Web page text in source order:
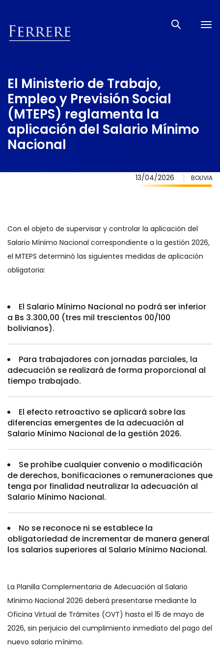
El Ministerio de Trabajo,
Empleo y Previsión Social
(MTEPS) reglamenta la
aplicación del Salario Mínimo
Nacional
13/04/2026 BOLIVIA
Con el objeto de supervisar y controlar la aplicación del
Salario Mínimo Nacional correspondiente a la gestión 2026,
el MTEPS determinó las siguientes medidas de aplicación
obligatoria:
El Salario Mínimo Nacional no podrá ser inferior
a Bs 3.300,00 (tres mil trescientos 00/100
bolivianos).
Para trabajadores con jornadas parciales, la
adecuación se realizará de forma proporcional al
tiempo trabajado.
El efecto retroactivo se aplicará sobre las
diferencias emergentes de la adecuación al
Salario Mínimo Nacional de la gestión 2026.
Se prohíbe cualquier convenio o modificación
de derechos, bonificaciones o remuneraciones que
tenga por finalidad neutralizar la adecuación al
Salario Mínimo Nacional.
No se reconoce ni se establece la
obligatoriedad de incrementar de manera general
los salarios superiores al Salario Mínimo Nacional.
La Planilla Complementaria de Adecuación al Salario
Mínimo Nacional 2026 deberá presentarse mediante la
Oficina Virtual de Trámites (OVT) hasta el 15 de mayo de
2026, sin perjuicio del cumplimiento inmediato del pago del
nuevo salario mínimo.